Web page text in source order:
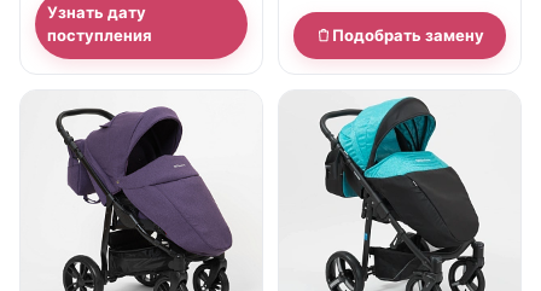
Узнать дату
поступления
Подобрать замену